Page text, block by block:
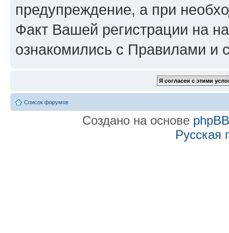
предупреждение, а при
Факт Вашей регистрации на
ознакомились с Правилами и
Список форумов
Создано на основе phpBB
Русская